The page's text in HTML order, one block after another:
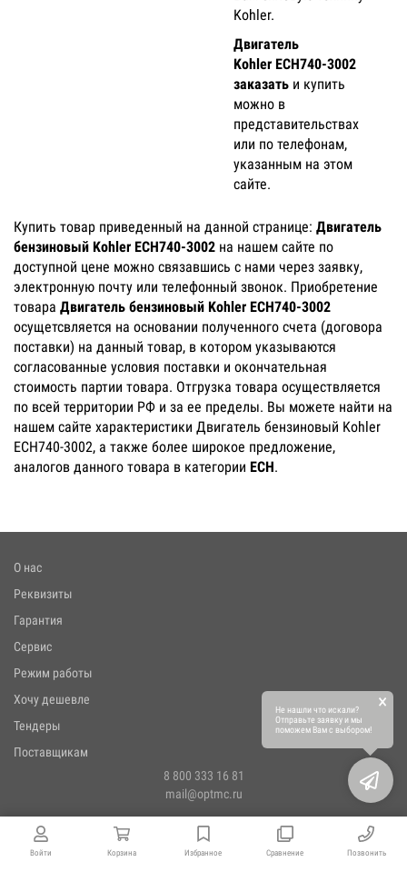
Войти Корзина Избранное Сравнение Позвонить
Kohler.
Двигатель
Kohler ECH740-3002
заказать и купить
можно в
представительствах
или по телефонам,
указанным на этом
сайте.
Купить товар приведенный на данной странице: Двигатель
бензиновый Kohler ECH740-3002 на нашем сайте по
доступной цене можно связавшись с нами через заявку,
электронную почту или телефонный звонок. Приобретение
товара Двигатель бензиновый Kohler ECH740-3002
осущетсвляется на основании полученного счета (договора
поставки) на данный товар, в котором указываются
согласованные условия поставки и окончательная
стоимость партии товара. Отгрузка товара осуществляется
по всей территории РФ и за ее пределы. Вы можете найти на
нашем сайте характеристики Двигатель бензиновый Kohler
ECH740-3002, а также более широкое предложение,
аналогов данного товара в категории ECH.
О нас
Реквизиты
Гарантия
Сервис
Режим работы
Хочу дешевле
Тендеры
Поставщикам
8 800 333 16 81
mail@optmc.ru
Не нашли что искали?
Отправьте заявку и мы
поможем Вам с выбором!
×